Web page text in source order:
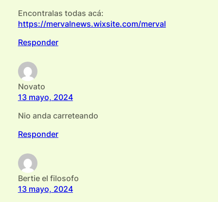
Encontralas todas acá:
https://mervalnews.wixsite.com/merval
Responder
Novato
13 mayo, 2024
Nio anda carreteando
Responder
Bertie el filosofo
13 mayo, 2024